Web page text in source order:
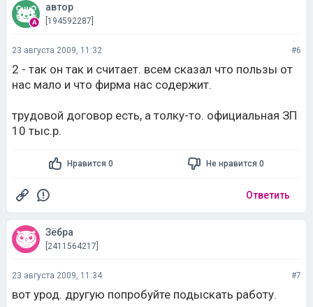
автор
[194592287]
23 августа 2009, 11:32 #6
2 - так он так и считает. всем сказал что пользы от
нас мало и что фирма нас содержит.
трудовой договор есть, а толку-то. официальная ЗП
10 тыс.р.
Нравится 0 Не нравится 0
Ответить
Зёбра
[2411564217]
23 августа 2009, 11:34 #7
вот урод. другую попробуйте подыскать работу.